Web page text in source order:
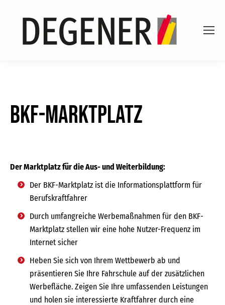
BKF-Marktplatz
Der Marktplatz für die Aus- und Weiterbildung:
Der BKF-Marktplatz ist die Informationsplattform für
Berufskraftfahrer
Durch umfangreiche Werbemaßnahmen für den BKF-
Marktplatz stellen wir eine hohe Nutzer-Frequenz im
Internet sicher
Heben Sie sich von Ihrem Wettbewerb ab und
präsentieren Sie Ihre Fahrschule auf der zusätzlichen
Werbefläche. Zeigen Sie Ihre umfassenden Leistungen
und holen sie interessierte Kraftfahrer durch eine